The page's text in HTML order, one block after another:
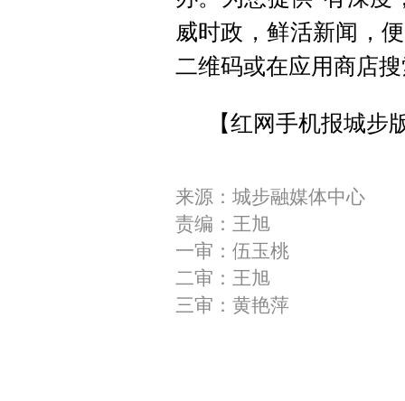
威时政，鲜活新闻，
二维码或在应用商店
【红网手机报城步
来源：城步融媒体中心
责编：王旭
一审：伍玉桃
二审：王旭
三审：黄艳萍